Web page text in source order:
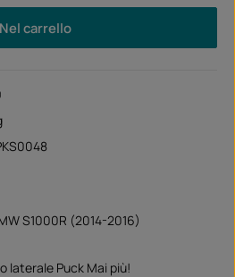
Nel carrello
S1000R (2014-2016)
laterale Puck Mai più!